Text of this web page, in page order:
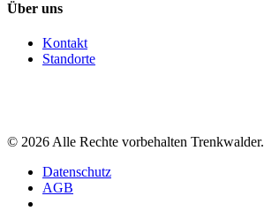
Über uns
Kontakt
Standorte
© 2026 Alle Rechte vorbehalten Trenkwalder.
Datenschutz
AGB